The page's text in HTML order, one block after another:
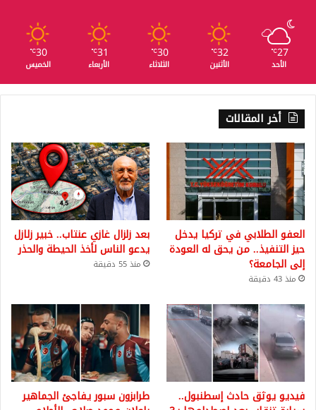
27
℃
الأحد
32
℃
الأثنين
30
℃
الثلاثاء
31
℃
الأربعاء
30
℃
الخميس
أخر المقالات
العفو الطلابي في تركيا يدخل
حيز التنفيذ.. من يحق له العودة
إلى الجامعة؟
منذ 43 دقيقة
بعد زلزال غازي عنتاب.. خبير زلازل
يدعو الناس لأخذ الحيطة والحذر
منذ 55 دقيقة
فيديو يوثق حادث إسطنبول.. طرابزون سبور يفاجئ الجماهير